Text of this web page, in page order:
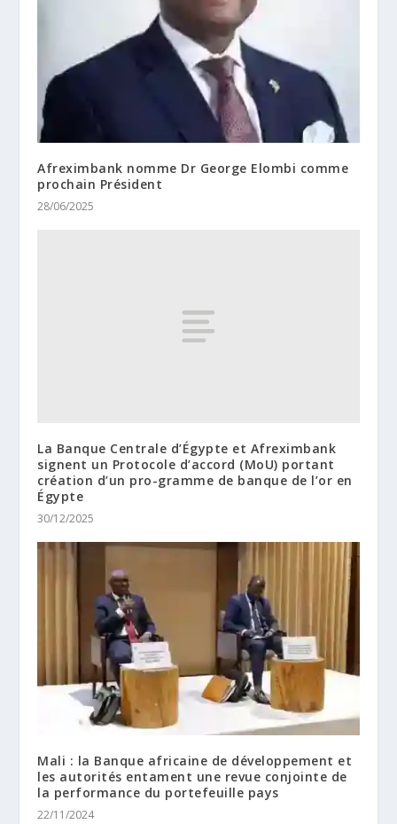
Afreximbank nomme Dr George Elombi comme
prochain Président
28/06/2025
La Banque Centrale d’Égypte et Afreximbank
signent un Protocole d’accord (MoU) portant
création d’un pro-gramme de banque de l’or en
Égypte
30/12/2025
Mali : la Banque africaine de développement et
les autorités entament une revue conjointe de
la performance du portefeuille pays
22/11/2024